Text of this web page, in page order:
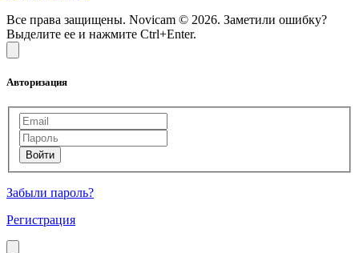
Все права защищены. Novicam © 2026. Заметили ошибку?
Выделите ее и нажмите Ctrl+Enter.
Авторизация
Забыли пароль?
Регистрация